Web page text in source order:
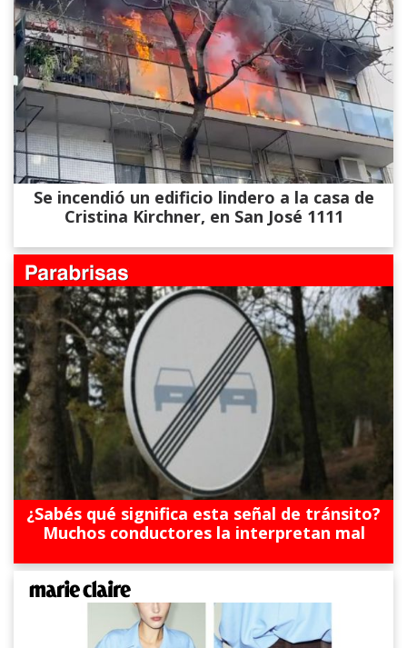
Se incendió un edificio lindero a la casa de
Cristina Kirchner, en San José 1111
¿Sabés qué significa esta señal de tránsito?
Muchos conductores la interpretan mal